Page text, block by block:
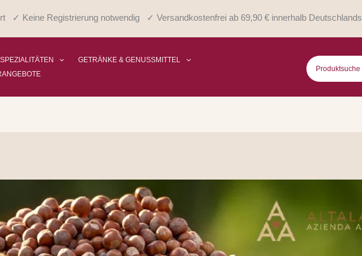
✓ Keine Registrierung notwendig ✓ Versandkostenfrei ab 69,90 € innerhalb Deutschlands
GETRÄNKE & GENUSSMITTEL